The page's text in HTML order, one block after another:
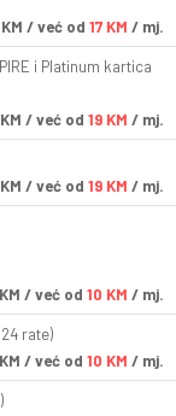
KM / već od 17 KM / mj.
i Platinum kartica
KM / već od 19 KM / mj.
KM / već od 19 KM / mj.
KM / već od 10 KM / mj.
rate)
KM / već od 10 KM / mj.